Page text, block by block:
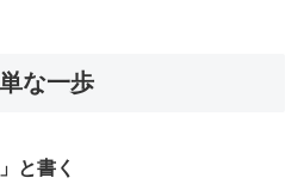
な一歩
と書く